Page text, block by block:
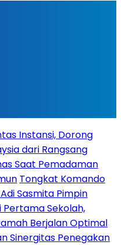
Instansi, Dorong
dari Rangsang
Saat Pemadaman
Tongkat Komando
Sasmita Pimpin
Pertama Sekolah,
Berjalan Optimal
Sinergitas Penegakan